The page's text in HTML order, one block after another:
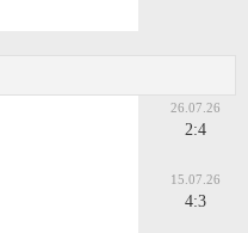
26.07.26
2:4
15.07.26
4:3